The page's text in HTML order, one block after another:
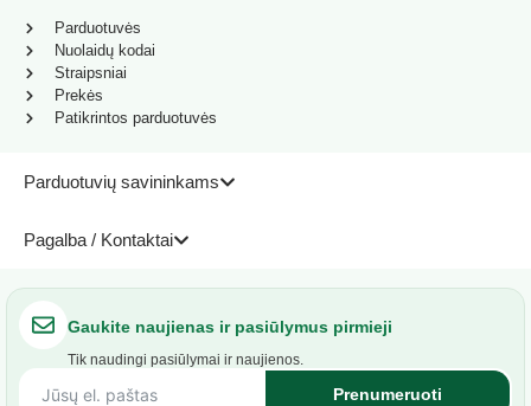
Parduotuvių savininkams
Pagalba / Kontaktai
Parduotuvės
Nuolaidų kodai
Straipsniai
Prekės
Patikrintos parduotuvės
Gaukite naujienas ir pasiūlymus pirmieji
Tik naudingi pasiūlymai ir naujienos.
Prenumeruoti